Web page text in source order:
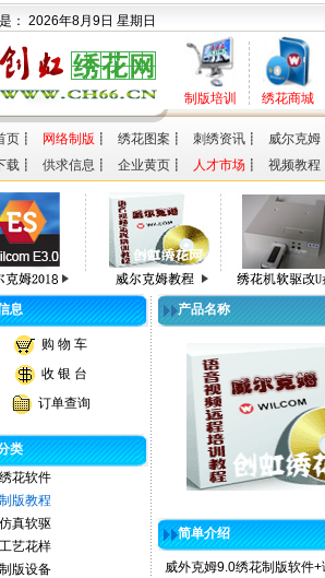
： 2026年8月9日 星期日
制版培训 绣花商城
页 ┋ 网络制版 ┋ 绣花图案 ┋ 刺绣资讯 ┋ 威尔克姆
载 ┋ 供求信息 ┋ 企业黄页 ┋ 人才市场 ┋ 视频教程
息
购 物 车
收 银 台
订单查询
类
绣花软件
制版教程
仿真软驱
工艺花样
制版设备
产品名称
简单介绍
威外克姆9.0绣花制版软件